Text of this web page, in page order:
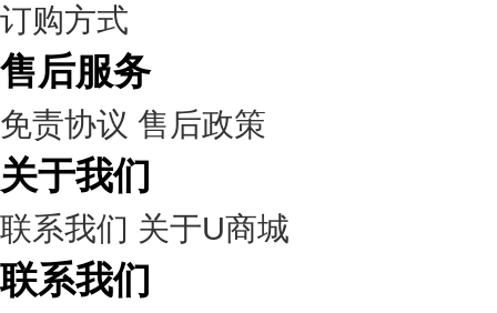
订购方式
售后服务
免责协议 售后政策
关于我们
联系我们 关于U商城
联系我们